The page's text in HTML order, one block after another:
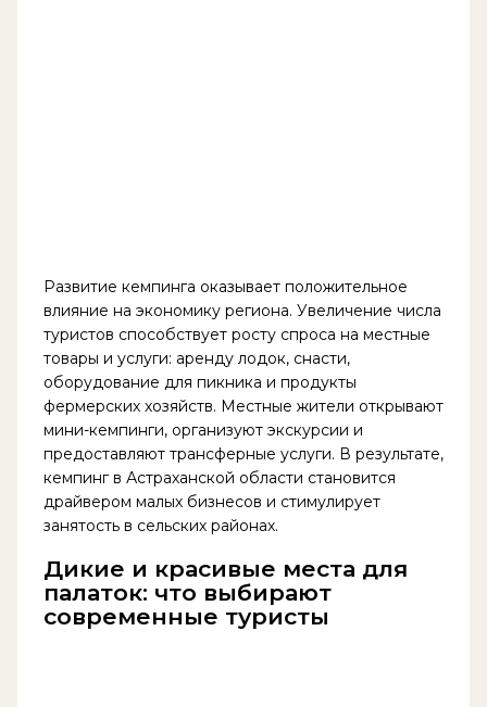
Развитие кемпинга оказывает положительное
влияние на экономику региона. Увеличение числа
туристов способствует росту спроса на местные
товары и услуги: аренду лодок, снасти,
оборудование для пикника и продукты
фермерских хозяйств. Местные жители открывают
мини-кемпинги, организуют экскурсии и
предоставляют трансферные услуги. В результате,
кемпинг в Астраханской области становится
драйвером малых бизнесов и стимулирует
занятость в сельских районах.
Дикие и красивые места для
палаток: что выбирают
современные туристы